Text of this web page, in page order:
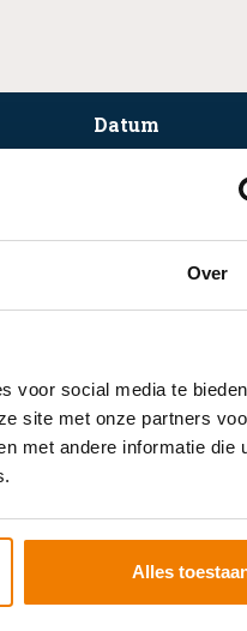
Over
voor social media te
site met onze partners
met andere informatie die
Alles
Datum
en reachtruck
hoogwerker